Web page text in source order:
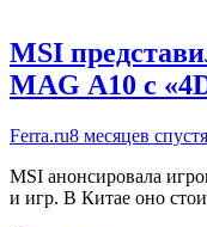
MSI
MAG A10 с
Ferra.ru8 месяцев спустя
MSI анонсировала
и игр. В Китае оно